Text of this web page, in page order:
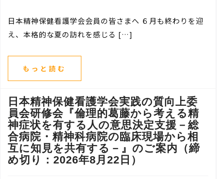
日本精神保健看護学会会員の皆さまへ ６月も終わりを迎
え、本格的な夏の訪れを感じる […]
もっと読む
日本精神保健看護学会実践の質向上委
員会研修会『倫理的葛藤から考える精
神症状を有する人の意思決定支援－総
合病院・精神科病院の臨床現場から相
互に知見を共有する－』のご案内（締
め切り：2026年8月22日）